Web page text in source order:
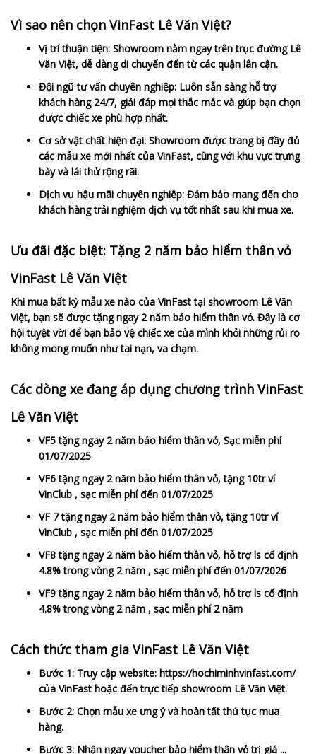
Vì sao nên chọn VinFast Lê Văn Việt?
Vị trí thuận tiện: Showroom nằm ngay trên trục đường Lê
Văn Việt, dễ dàng di chuyển đến từ các quận lân cận.
Đội ngũ tư vấn chuyên nghiệp: Luôn sẵn sàng hỗ trợ
khách hàng 24/7, giải đáp mọi thắc mắc và giúp bạn chọn
được chiếc xe phù hợp nhất.
Cơ sở vật chất hiện đại: Showroom được trang bị đầy đủ
các mẫu xe mới nhất của VinFast, cùng với khu vực trưng
bày và lái thử rộng rãi.
Dịch vụ hậu mãi chuyên nghiệp: Đảm bảo mang đến cho
khách hàng trải nghiệm dịch vụ tốt nhất sau khi mua xe.
Ưu đãi đặc biệt: Tặng 2 năm bảo hiểm thân vỏ
VinFast Lê Văn Việt
Khi mua bất kỳ mẫu xe nào của VinFast tại showroom Lê Văn
Việt, bạn sẽ được tặng ngay 2 năm bảo hiểm thân vỏ. Đây là cơ
hội tuyệt vời để bạn bảo vệ chiếc xe của mình khỏi những rủi ro
không mong muốn như tai nạn, va chạm.
Các dòng xe đang áp dụng chương trình VinFast
Lê Văn Việt
VF5 tặng ngay 2 năm bảo hiểm thân vỏ, Sạc miễn phí
01/07/2025
VF6 tặng ngay 2 năm bảo hiểm thân vỏ, tặng 10tr ví
VinClub , sạc miễn phí đến 01/07/2025
VF 7 tặng ngay 2 năm bảo hiểm thân vỏ, tặng 10tr ví
VinClub , sạc miễn phí đến 01/07/2025
VF8 tặng ngay 2 năm bảo hiểm thân vỏ, hỗ trợ ls cố định
4.8% trong vòng 2 năm , sạc miễn phí đến 01/07/2026
VF9 tặng ngay 2 năm bảo hiểm thân vỏ, hỗ trợ ls cố định
4.8% trong vòng 2 năm , sạc miễn phí 2 năm
Cách thức tham gia VinFast Lê Văn Việt
Bước 1: Truy cập website: https://hochiminhvinfast.com/
của VinFast hoặc đến trực tiếp showroom Lê Văn Việt.
Bước 2: Chọn mẫu xe ưng ý và hoàn tất thủ tục mua
hàng.
Bước 3: Nhận ngay voucher bảo hiểm thân vỏ trị giá ...